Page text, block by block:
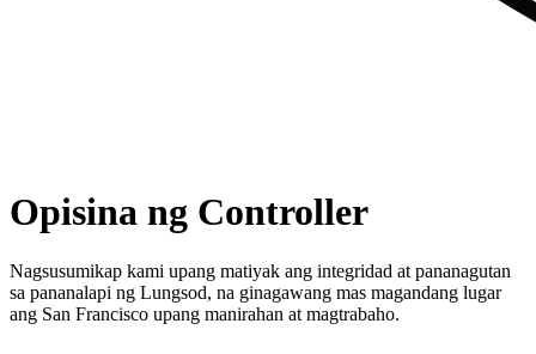
Opisina ng Controller
Nagsusumikap kami upang matiyak ang integridad at pananagutan
sa pananalapi ng Lungsod, na ginagawang mas magandang lugar
ang San Francisco upang manirahan at magtrabaho.